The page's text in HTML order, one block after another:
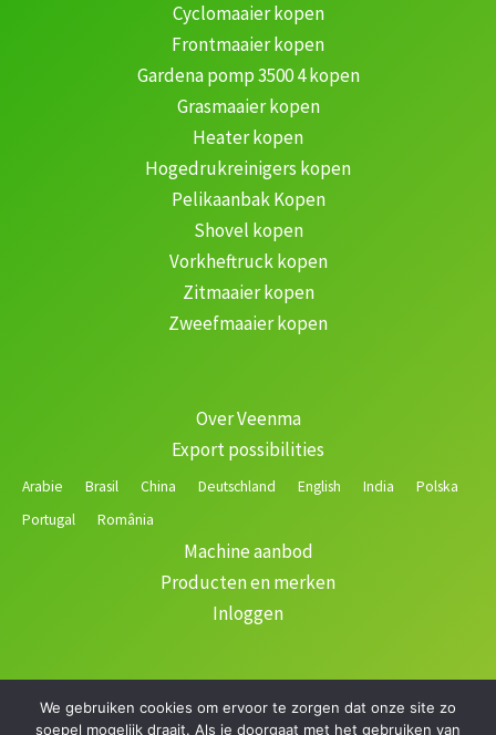
Cyclomaaier kopen
Frontmaaier kopen
Gardena pomp 3500 4 kopen
Grasmaaier kopen
Heater kopen
Hogedrukreinigers kopen
Pelikaanbak Kopen
Shovel kopen
Vorkheftruck kopen
Zitmaaier kopen
Zweefmaaier kopen
Over Veenma
Export possibilities
Arabie Brasil China Deutschland English India
Polska
Portugal
România
Machine aanbod
Producten en merken
Inloggen
Copyright © 2026 Veenma | Gerealiseerd door
We gebruiken cookies om ervoor te zorgen dat onze site zo
soepel mogelijk draait. Als je doorgaat met het gebruiken van